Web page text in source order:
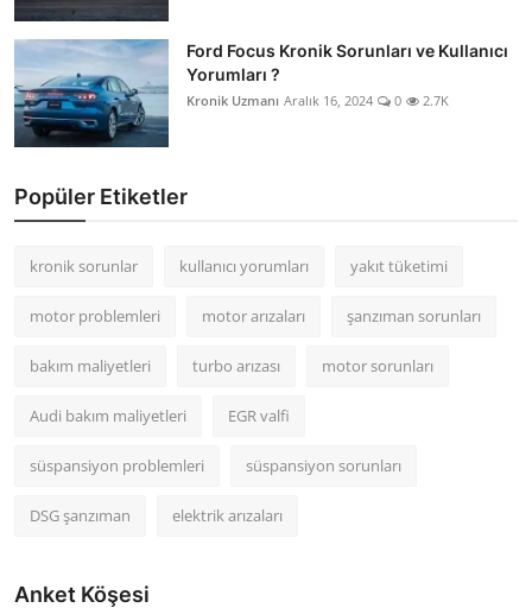
Ford Focus Kronik Sorunları ve Kullanıcı
Yorumları ?
Kronik Uzmanı Aralık 16, 2024 0 2.7K
Popüler Etiketler
kronik sorunlar kullanıcı yorumları yakıt tüketimi
motor problemleri motor arızaları şanzıman sorunları
bakım maliyetleri turbo arızası motor sorunları
Audi bakım maliyetleri EGR valfi
süspansiyon problemleri süspansiyon sorunları
DSG şanzıman elektrik arızaları
Anket Köşesi